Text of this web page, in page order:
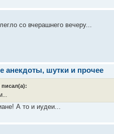
со вчерашнего вечеру...
анекдоты, шутки и прочее
А то и иудеи...